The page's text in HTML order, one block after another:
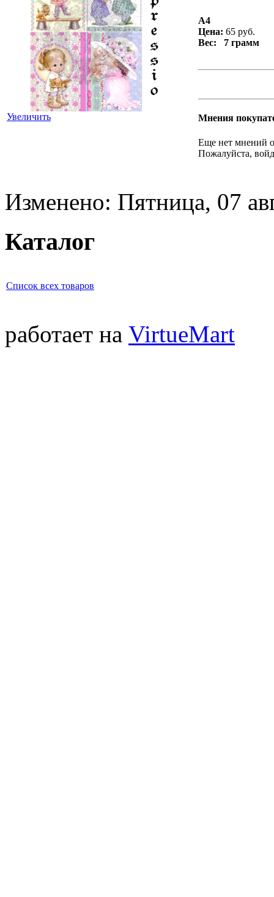
Увеличить
А4
Цена: 65 руб.
Вес: 7 грамм
Мнения
Еще нет мнений
Пожалуйста,
Изменено: Пятница, 07
Каталог
Список всех товаров
работает на VirtueMart